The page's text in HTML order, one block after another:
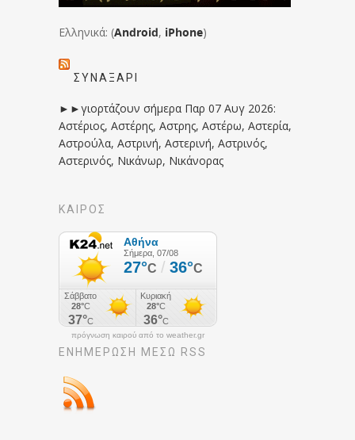
Ελληνικά: (Android, iPhone)
ΣΥΝΑΞΆΡΙ
►►γιορτάζουν σήμερα Παρ 07 Αυγ 2026:
Αστέριος, Αστέρης, Αστρης, Αστέρω, Αστερία,
Αστρούλα, Αστρινή, Αστερινή, Αστρινός,
Αστερινός, Νικάνωρ, Νικάνορας
ΚΑΙΡΟΣ
πρόγνωση καιρού από το weather.gr
ΕΝΗΜΈΡΩΣΉ ΜΕΣΩ RSS